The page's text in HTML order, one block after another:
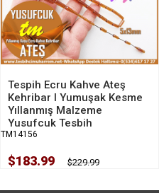
Tespih Ecru Kahve Ateş
Kehribar I Yumuşak Kesme
Yıllanmış Malzeme
Yusufcuk Tesbih
TM14156
$183.99 $229.99